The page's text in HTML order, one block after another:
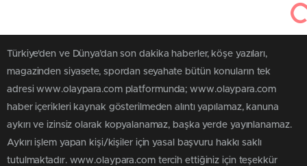
Türkiye'den ve Dünya’dan son dakika haberler, köşe yazıları,
magazinden siyasete, spordan seyahate bütün konuların tek
adresi www.olaypara.com platformunda; www.olaypara.com
haber içerikleri kaynak gösterilmeden alıntı yapılamaz, kanuna
aykırı ve izinsiz olarak kopyalanamaz, başka yerde yayınlanamaz.
Aykırı işlem yapan kişi/kişiler için yasal başvuru hakkı saklı
tutulmaktadır. www.olaypara.com tercih ettiğiniz için teşekkür